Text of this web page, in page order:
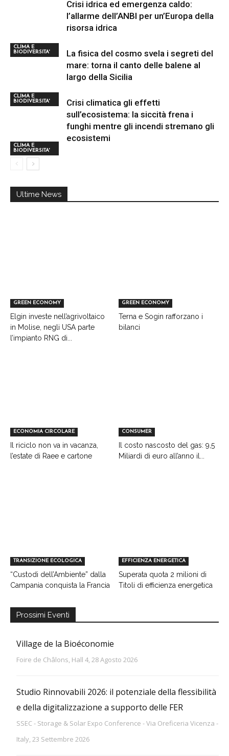
CLIMA E
BIODIVERSITA'
Crisi idrica ed emergenza caldo:
l’allarme dell’ANBI per un’Europa della
risorsa idrica
CLIMA E
BIODIVERSITA'
La fisica del cosmo svela i segreti del
mare: torna il canto delle balene al
largo della Sicilia
CLIMA E
BIODIVERSITA'
Crisi climatica gli effetti
sull’ecosistema: la siccità frena i
funghi mentre gli incendi stremano gli
ecosistemi
Ultime News
GREEN ECONOMY
Elgin investe nell’agrivoltaico
in Molise, negli USA parte
l’impianto RNG di...
GREEN ECONOMY
Terna e Sogin rafforzano i
bilanci
ECONOMIA CIRCOLARE
Il riciclo non va in vacanza,
l’estate di Raee e cartone
CONSUMER
Il costo nascosto del gas: 9,5
Miliardi di euro all’anno il...
TRANSIZIONE ECOLOGICA
“Custodi dell’Ambiente” dalla
Campania conquista la Francia
EFFICIENZA ENERGETICA
Superata quota 2 milioni di
Titoli di efficienza energetica
Prossimi Eventi
Village de la Bioéconomie
Foire de Châlons, Hall 4, 28 Agosto 2026
Studio Rinnovabili 2026: il potenziale della flessibilità
e della digitalizzazione a supporto delle FER
SSEC - Storage & Solar Expo Conference - Via Oreficeria Vicenza -
Italy, 23 Settembre 2026